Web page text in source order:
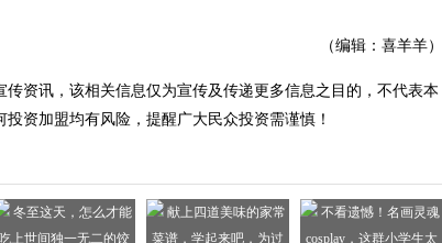
（编辑：喜羊羊）
传资讯，该相关信息仅为宣传及传递更多信息之目的，不代表本
资加盟均有风险，提醒广大民众投资需谨慎！